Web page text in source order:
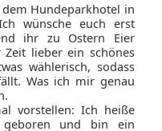
dem Hundeparkhotel in
wünsche euch erst
ihr zu Ostern Eier
lieber ein schönes
wählerisch, sodass
Was ich mir genau
vorstellen: Ich heiße
geboren und bin ein